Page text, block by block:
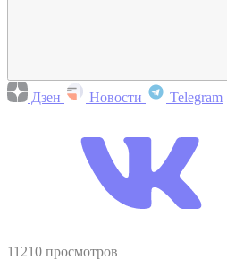
Дзен Новости Telegram
11210 просмотров